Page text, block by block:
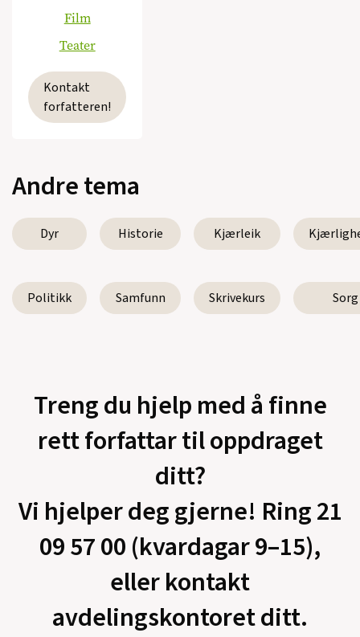
Film
Teater
Kontakt
forfatteren!
Andre tema
Dyr Historie Kjærleik
Politikk Samfunn Skrivekurs Sorg
Treng du hjelp med å finne
rett forfattar til oppdraget
ditt?
Vi hjelper deg gjerne! Ring 21
09 57 00 (kvardagar 9–15),
eller kontakt
avdelingskontoret ditt.